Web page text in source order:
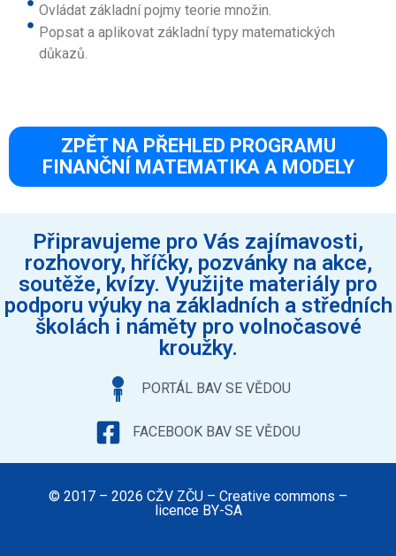
Ovládat základní pojmy teorie množin.
Popsat a aplikovat základní typy matematických
důkazů.
ZPĚT NA PŘEHLED PROGRAMU
FINANČNÍ MATEMATIKA A MODELY
Připravujeme pro Vás zajímavosti,
rozhovory, hříčky, pozvánky na akce,
soutěže, kvízy. Využijte materiály pro
podporu výuky na základních a středních
školách i náměty pro volnočasové
kroužky.
PORTÁL BAV SE VĚDOU
FACEBOOK BAV SE VĚDOU
© 2017 – 2026 CŽV ZČU – Creative commons –
licence BY-SA